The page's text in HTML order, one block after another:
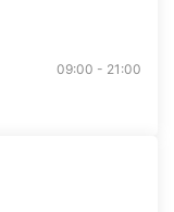
09:00 - 21:00